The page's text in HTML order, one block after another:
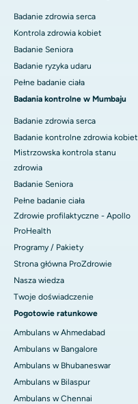
Badanie zdrowia serca
Kontrola zdrowia kobiet
Badanie Seniora
Badanie ryzyka udaru
Pełne badanie ciała
Badania kontrolne w Mumbaju
Badanie zdrowia serca
Badanie kontrolne zdrowia kobiet
Mistrzowska kontrola stanu
zdrowia
Badanie Seniora
Pełne badanie ciała
Zdrowie profilaktyczne - Apollo
ProHealth
Programy / Pakiety
Strona główna ProZdrowie
Nasza wiedza
Twoje doświadczenie
Pogotowie ratunkowe
Ambulans w Ahmedabad
Ambulans w Bangalore
Ambulans w Bhubaneswar
Ambulans w Bilaspur
Ambulans w Chennai